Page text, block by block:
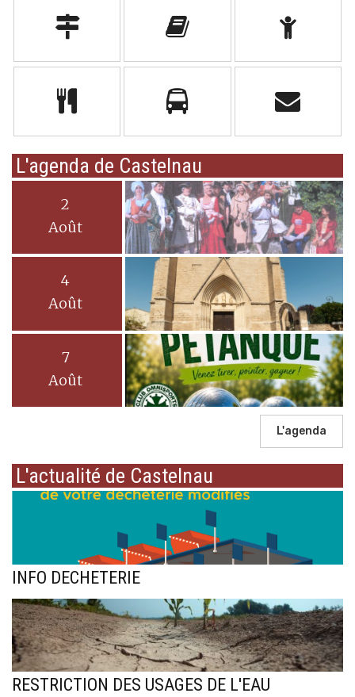
L'agenda de Castelnau
2
Août
4
Août
7
Août
L'agenda
L'actualité de Castelnau
INFO DECHETERIE
RESTRICTION DES USAGES DE L'EAU